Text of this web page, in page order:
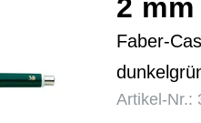
2 mm
Faber-
Artikel-Nr.: